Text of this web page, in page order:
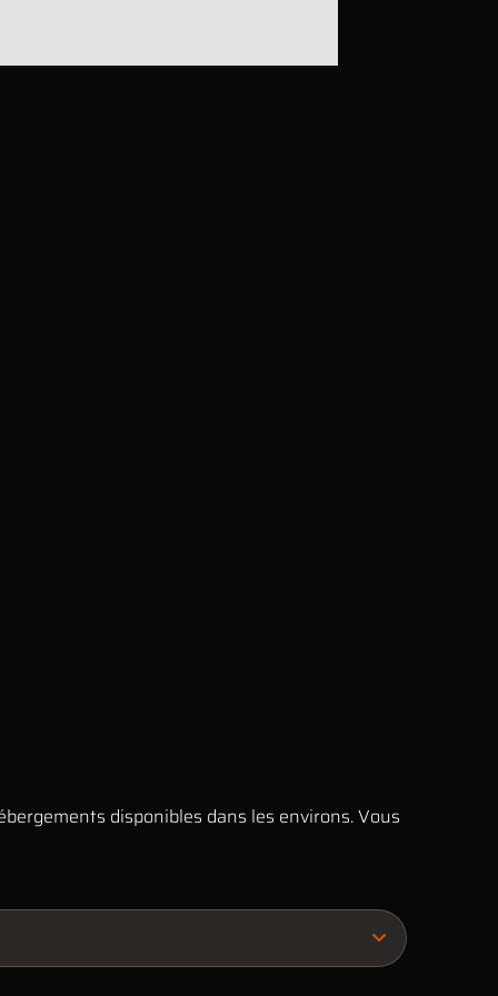
disponibles dans les environs. Vous